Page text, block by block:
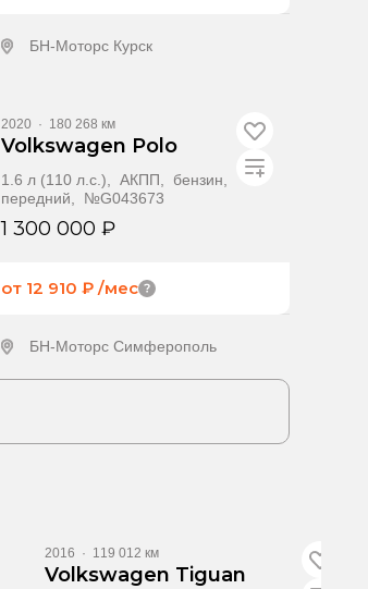
БН-Моторс Курск
2020 · 180 268 км
Volkswagen Polo
1.6 л (110 л.с.), АКПП, бензин,
передний, №G043673
1 300 000 ₽
от 12 910 ₽ /мес
БН-Моторс Симферополь
2016 · 119 012 км
Volkswagen Tiguan